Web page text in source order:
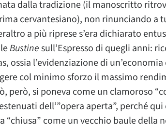
dalla tradizione (il manoscritto
cervantesiano), non rinunciando
a più riprese s’era dichiarato
Bustinesull’Espresso di quegli anni:
ossia l’evidenziazione di
col minimo sforzo il massimo
però, si poneva come un clamoroso
dell’”opera aperta”, perché
“chiusa” come un vecchio baule